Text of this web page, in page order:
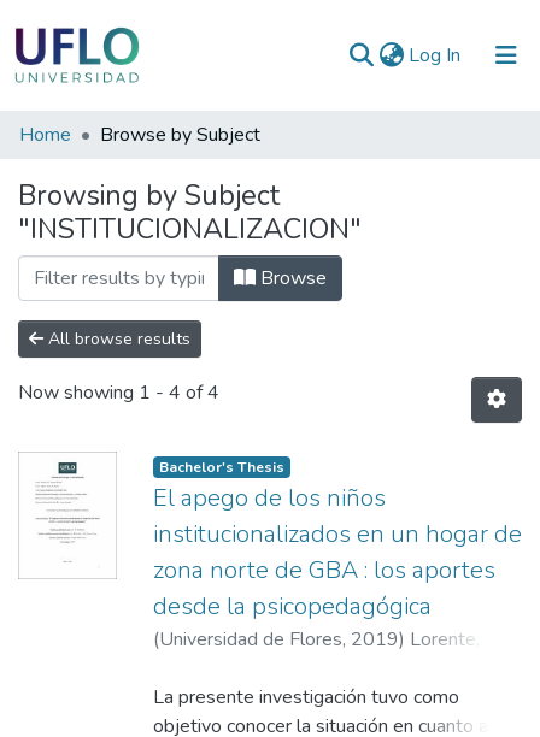
Log In (current)
Communities
Collections
All of RIUFLO
Home Browse by Subject
Browsing by Subject
"INSTITUCIONALIZACION"
Browse
All browse results
Now showing 1 - 4 of 4
Bachelor's Thesis
El apego de los niños
institucionalizados en un hogar de
zona norte de GBA : los aportes
desde la psicopedagógica
(Universidad de Flores, 2019) Lorente,
Edgardo;Gómez Yepes, Talía
La presente investigación tuvo como
objetivo conocer la situación en cuanto al